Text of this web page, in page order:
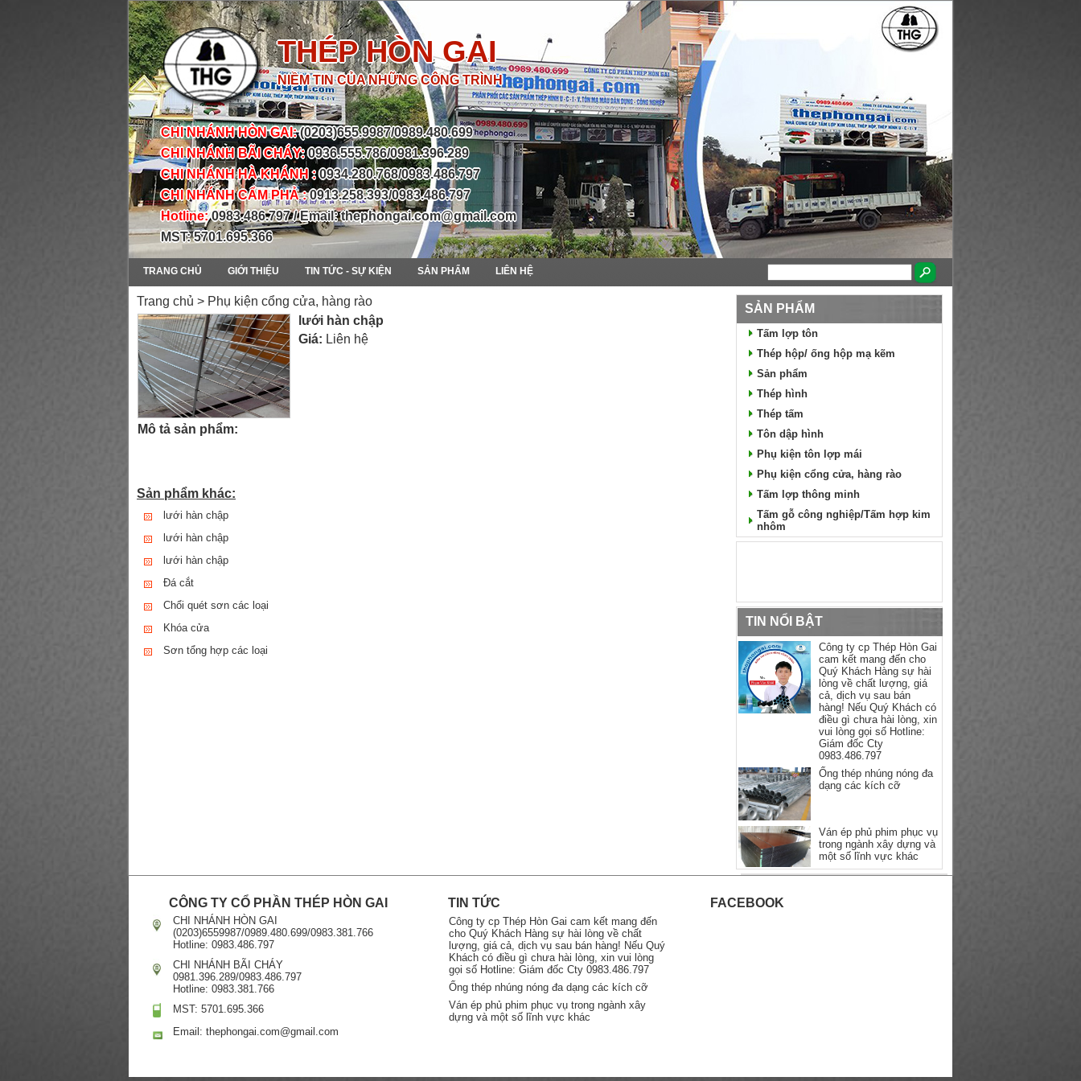
prev
next
THÉP HÒN GAI
NIỀM TIN CỦA NHỮNG CÔNG TRÌNH
CHI NHÁNH HÒN GAI:(0203)655.9987/0989.480.699
CHI NHÁNH BÃI CHÁY:0936.555.786/0981.396.289
CHI NHÁNH HÀ KHÁNH :0934.280.768/0983.486.797
CHI NHÁNH CẨM PHẢ :0913.258.393/0983.486.797
Hotline:0983.486.797 / Email: thephongai.com@gmail.com
MST: 5701.695.366
TRANG CHỦ GIỚI THIỆU TIN TỨC - SỰ KIỆN SẢN PHẨM LIÊN HỆ
Trang chủ > Phụ kiện cổng cửa, hàng rào
lưới hàn chập
Giá: Liên hệ
Mô tả sản phẩm:
Sản phẩm khác:
lưới hàn chập
lưới hàn chập
lưới hàn chập
Đá cắt
Chổi quét sơn các loại
Khóa cửa
Sơn tổng hợp các loại
SẢN PHẨM
Tấm lợp tôn
Thép hộp/ ống hộp mạ kẽm
Sản phẩm
Thép hình
Thép tấm
Tôn dập hình
Phụ kiện tôn lợp mái
Phụ kiện cổng cửa, hàng rào
Tấm lợp thông minh
Tấm gỗ công nghiệp/Tấm hợp kim
nhôm
TIN NỔI BẬT
Công ty cp Thép Hòn Gai
cam kết mang đến cho
Quý Khách Hàng sự hài
lòng về chất lượng, giá
cả, dịch vụ sau bán
hàng! Nếu Quý Khách có
điều gì chưa hài lòng, xin
vui lòng gọi số Hotline:
Giám đốc Cty
0983.486.797
Ống thép nhúng nóng đa
dạng các kích cỡ
Ván ép phủ phim phục vụ
trong ngành xây dựng và
một số lĩnh vực khác
CÔNG TY CỔ PHẦN THÉP HÒN GAI
CHI NHÁNH HÒN GAI
(0203)6559987/0989.480.699/0983.381.766
Hotline: 0983.486.797
CHI NHÁNH BÃI CHÁY
0981.396.289/0983.486.797
Hotline: 0983.381.766
MST: 5701.695.366
Email: thephongai.com@gmail.com
TIN TỨC
Công ty cp Thép Hòn Gai cam kết mang đến
cho Quý Khách Hàng sự hài lòng về chất
lượng, giá cả, dịch vụ sau bán hàng! Nếu Quý
Khách có điều gì chưa hài lòng, xin vui lòng
gọi số Hotline: Giám đốc Cty 0983.486.797
Ống thép nhúng nóng đa dạng các kích cỡ
Ván ép phủ phim phục vụ trong ngành xây
dựng và một số lĩnh vực khác
FACEBOOK